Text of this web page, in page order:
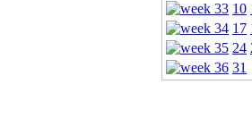
10
17
24
31